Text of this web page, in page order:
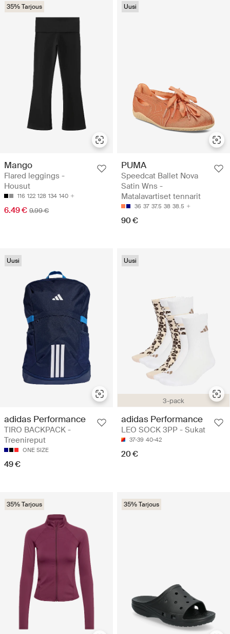
35% Tarjous
Mango
Flared leggings -
Housut
116 122 128 134 140
6.49 € 9.99 €
Uusi
PUMA
Speedcat Ballet Nova
Satin Wns -
Matalavartiset tennarit
36 37 37.5 38 38.5
90 €
Uusi
adidas Performance
TIRO BACKPACK -
Treenireput
ONE SIZE
49 €
3-pack
Uusi
adidas Performance
LEO SOCK 3PP - Sukat
37-39 40-42
20 €
35% Tarjous 35% Tarjous